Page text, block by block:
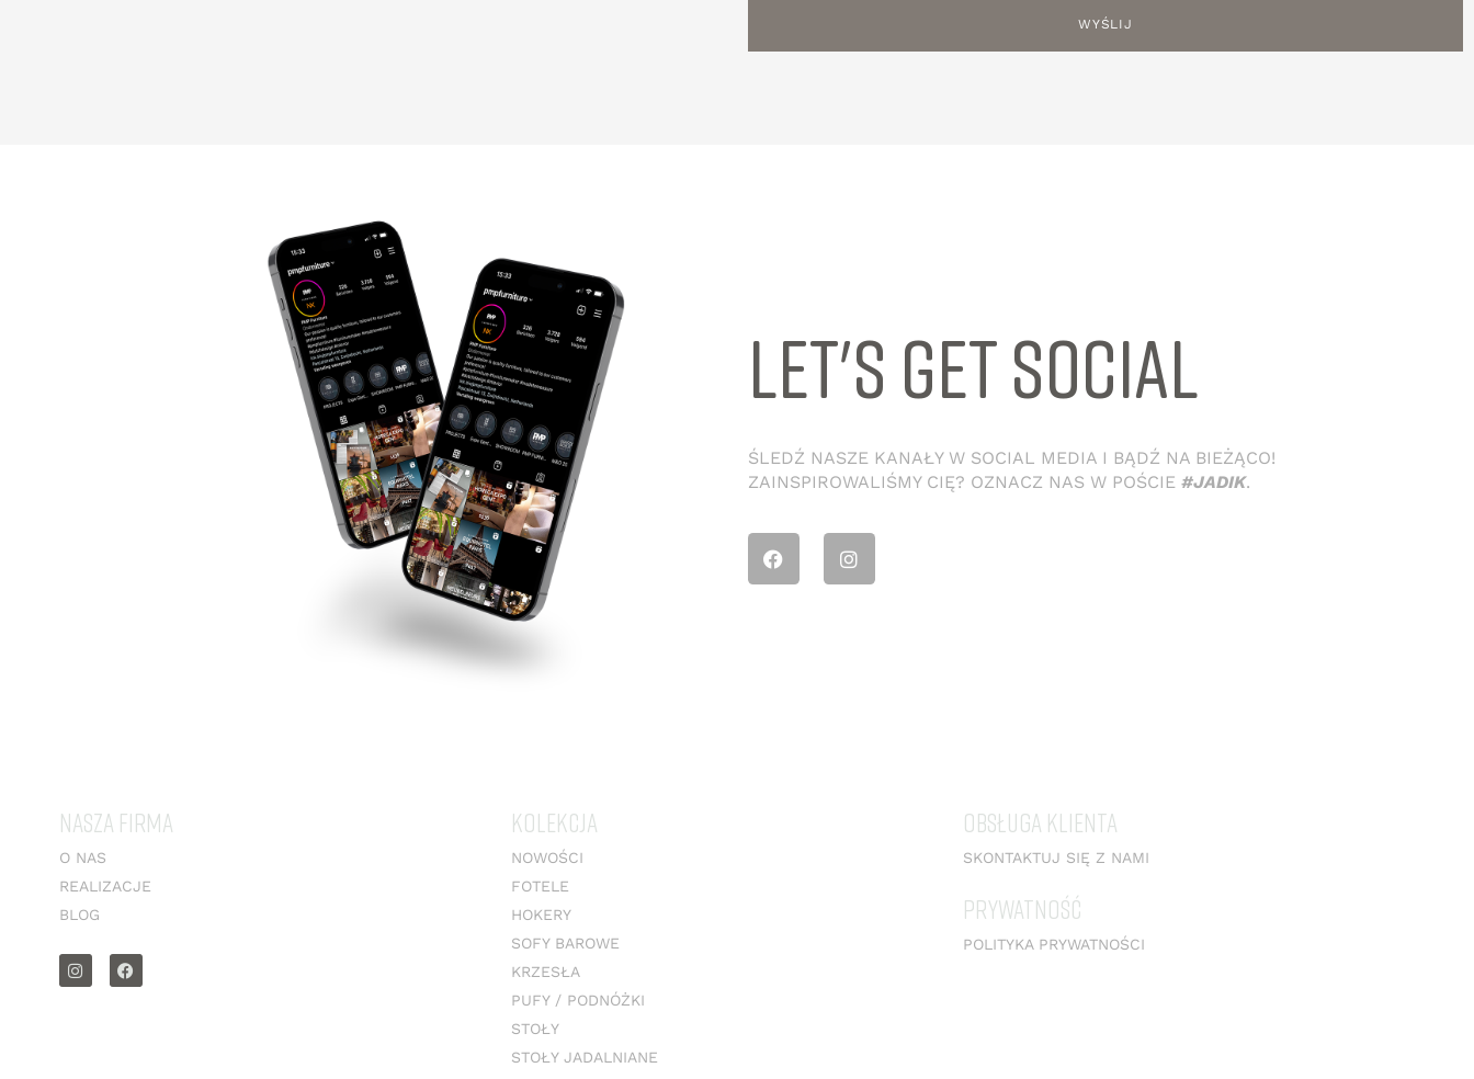
WYŚLIJ
LET'S GET SOCIAL
ŚLEDŹ NASZE KANAŁY W SOCIAL MEDIA I BĄDŹ NA BIEŻĄCO!
ZAINSPIROWALIŚMY CIĘ? OZNACZ NAS W POŚCIE #JADIK.
NASZA FIRMA
O NAS
REALIZACJE
BLOG
KOLEKCJA
NOWOŚCI
FOTELE
HOKERY
SOFY BAROWE
KRZESŁA
PUFY / PODNÓŻKI
STOŁY
STOŁY JADALNIANE
OBSŁUGA KLIENTA
SKONTAKTUJ SIĘ Z NAMI
PRYWATNOŚĆ
POLITYKA PRYWATNOŚCI